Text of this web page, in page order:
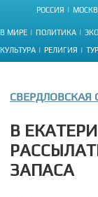
РОССИЯ
В МИРЕ ПОЛИТИКА
КУЛЬТУРА РЕЛИГИЯ
СВЕРДЛОВСКАЯ
В
ЗАПАСА